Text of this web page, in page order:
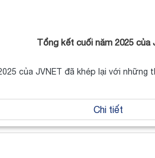
Tổng kết cuối năm 2025 của
của JVNET đã khép lại với
Chi tiết